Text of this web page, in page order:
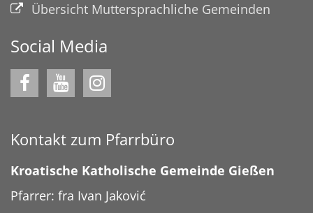
Übersicht Muttersprachliche Gemeinden
Social Media
Kontakt zum Pfarrbüro
Kroatische Katholische Gemeinde Gießen
Pfarrer: fra Ivan Jaković